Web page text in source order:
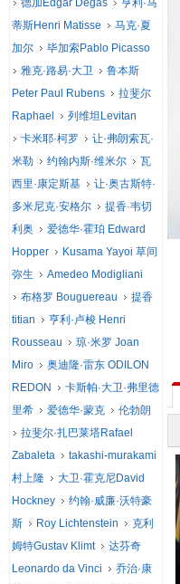
德加Edgar Degas
亨利·马
蒂斯Henri Matisse
马克·夏
加尔
毕加索Pablo Picasso
雅克·路易·大卫
鲁本斯
Peter Paul Rubens
拉斐尔
Raphael
列维坦Levitan
卡米耶·柯罗
让·弗朗索瓦·
米勒
约翰内斯·维米尔
瓦
西里·康定斯基
让·奥古斯特·
多米尼克·安格尔
提香·韦切
利奥
爱德华·霍珀 Edward
Hopper
Kusama Yayoi 草间
弥生
Amedeo Modigliani
布格罗 Bouguereau
提香
titian
亨利·卢梭 Henri
Rousseau
琼·米罗 Joan
Miro
奥迪隆·雷东 ODILON
REDON
卡斯帕·大卫·弗里德
里希
爱德华·蒙克
伦勃朗
拉斐尔·扎巴莱塔Rafael
Zabaleta
takashi-murakami
村上隆
大卫·霍克尼David
Hockney
约翰·威廉·沃特豪
斯
Roy Lichtenstein
克利
姆特Gustav Klimt
达芬奇
Leonardo da Vinci
乔治·康